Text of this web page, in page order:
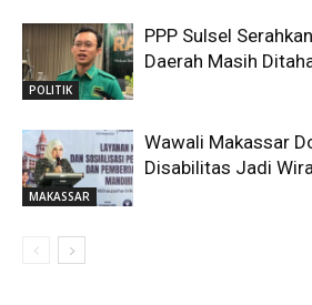
POLITIK
PPP Sulsel
Daerah Masih
MAKASSAR
Wawali Makassar
Disabilitas Jadi